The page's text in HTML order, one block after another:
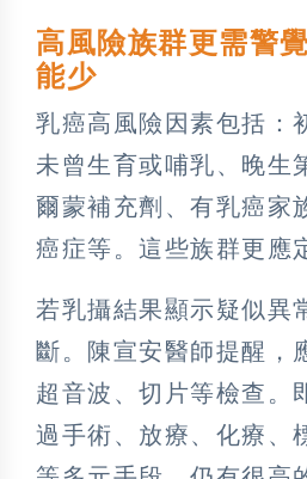
高風險族群更需警
能少
乳癌高風險因素包括：
未曾生育或哺乳、晚生
爾蒙補充劑、有乳癌家
癌症等。這些族群更應
若乳攝結果顯示疑似異
斷。陳宣安醫師提醒，
超音波、切片等檢查。
過手術、放療、化療、